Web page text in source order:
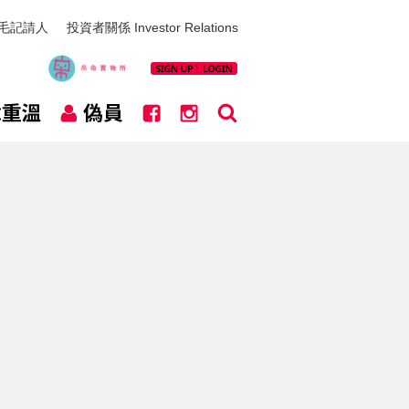
記請人 投資者關係 Investor Relations